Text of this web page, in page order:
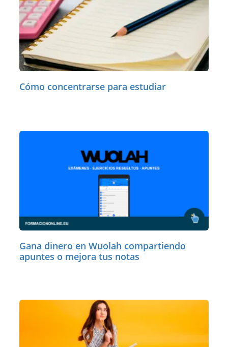
Cómo concentrarse para estudiar
Gana dinero en Wuolah compartiendo
apuntes o mejora tus notas